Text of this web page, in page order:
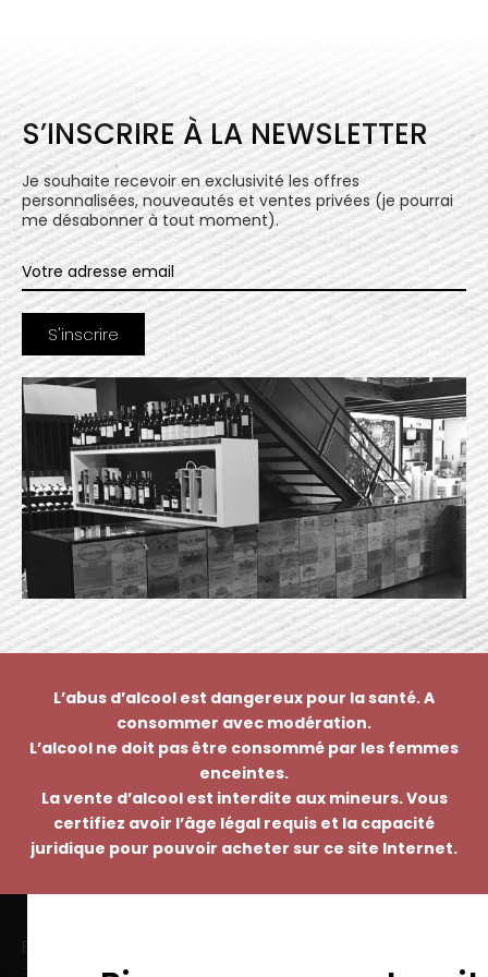
S’INSCRIRE À LA NEWSLETTER
Je souhaite recevoir en exclusivité les offres
personnalisées, nouveautés et ventes privées (je pourrai
me désabonner à tout moment).
L’abus d’alcool est dangereux pour la santé. A
consommer avec modération.
L’alcool ne doit pas être consommé par les femmes
enceintes.
La vente d’alcool est interdite aux mineurs. Vous
certifiez avoir l’âge légal requis et la capacité
juridique pour pouvoir acheter sur ce site Internet.
EMMANUEL NASTI